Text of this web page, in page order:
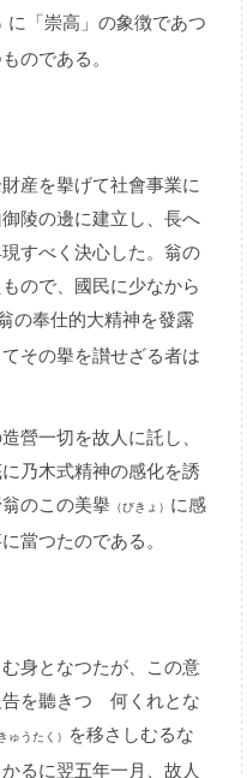
に「崇高」の象徴であつ
のである。
産を擧げて社會事業に
陵の邊に建立し、長へ
すべく決心した。翁の
ので、國民に少なから
の奉仕的大精神を發露
その擧を讃せざる者は
營一切を故人に託し、
乃木式精神の感化を誘
のこの美擧 （びきょ） に感
當つたのである。
身となつたが、この意
を聽きつゝ何くれとな
ゅうたく）
を移さしむるな
るに翌五年一月、故人